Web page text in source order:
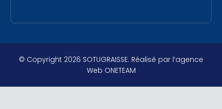
© Copyright 2026 SOTUGRAISSE. Réalisé par l’agence
Web ONETEAM